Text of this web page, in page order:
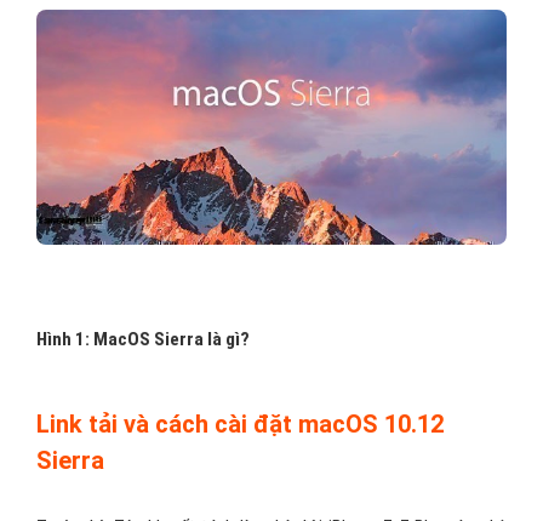
Hình 1: MacOS Sierra là gì?
Link tải và cách cài đặt macOS 10.12
Sierra